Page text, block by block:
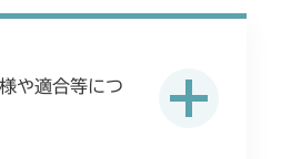
や適合等につ